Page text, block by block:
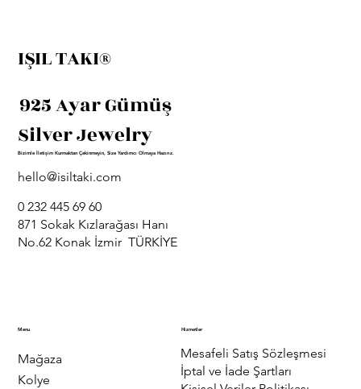
IŞIL TAKI®
925 Ayar Gümüş
Silver Jewelry
Bizimle İletişim Kurmaktan Çekinmeyin, Size Yardımcı Olmaya Hazırız.
hello@isiltaki.com
0 232 445 69 60
871 Sokak Kızlarağası Hanı
No.62 Konak İzmir TÜRKİYE
Menu
Mağaza
Kolye
Hizmetler
Mesafeli Satış Sözleşmesi
İptal ve İade Şartları